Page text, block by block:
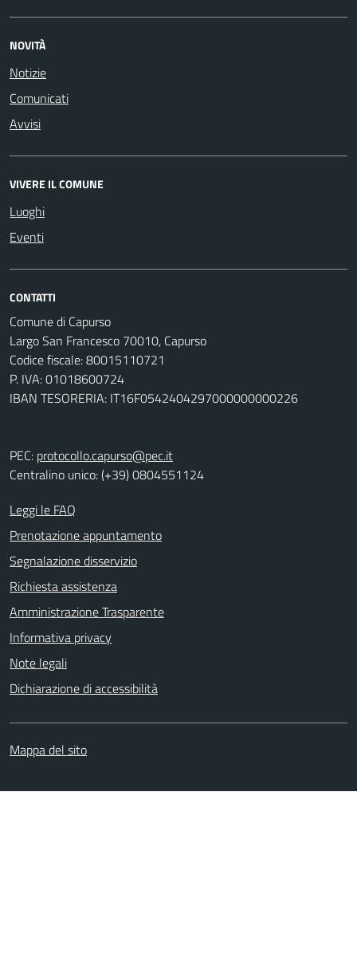
NOVITÀ
Notizie
Comunicati
Avvisi
VIVERE IL COMUNE
Luoghi
Eventi
CONTATTI
Comune di Capurso
Largo San Francesco 70010, Capurso
Codice fiscale: 80015110721
P. IVA: 01018600724
IBAN TESORERIA: IT16F0542404297000000000226
PEC: protocollo.capurso@pec.it
Centralino unico: (+39) 0804551124
Leggi le FAQ
Prenotazione appuntamento
Segnalazione disservizio
Richiesta assistenza
Amministrazione Trasparente
Informativa privacy
Note legali
Dichiarazione di accessibilità
Mappa del sito